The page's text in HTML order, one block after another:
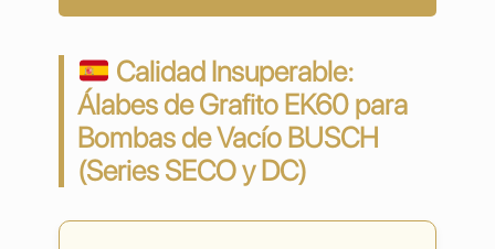
Calidad Insuperable:
Álabes de Grafito EK60 para
Bombas de Vacío BUSCH
(Series SECO y DC)